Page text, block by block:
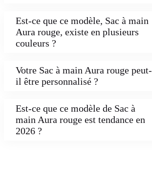
Est-ce que ce modèle, Sac à main
Aura rouge, existe en plusieurs
couleurs ?
Votre Sac à main Aura rouge peut-
il être personnalisé ?
Est-ce que ce modèle de Sac à
main Aura rouge est tendance en
2026 ?